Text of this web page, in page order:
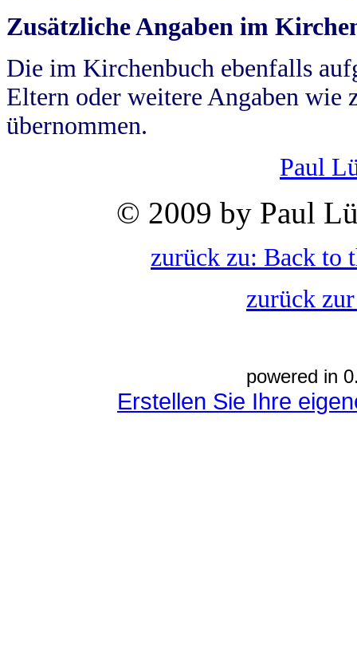
Zusätzliche Angaben im
Die im Kirchenbuch ebenfalls
Eltern oder weitere Angaben wie
übernommen.
Paul
© 2009 by Paul
zurück zu: Back to
zurück
powered in
Erstellen Sie Ihre